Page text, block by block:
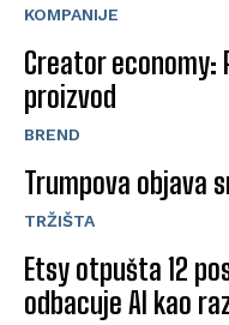
KOMPANIJE
Creator economy:
proizvod
BREND
Trumpova objava
TRŽIŠTA
Etsy otpušta 12
odbacuje AI kao